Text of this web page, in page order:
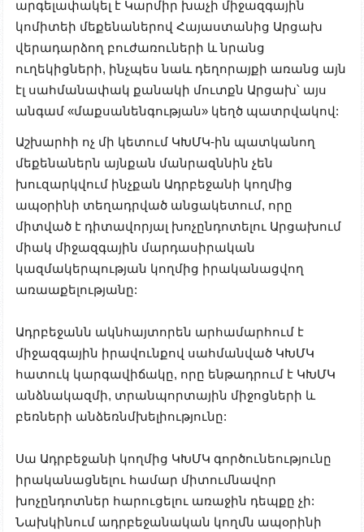
արգելափակել է Կարմիր խաչի միջազգային
կոմիտեի մեքենաներով Հայաստանից Արցախ
վերադարձող բուժառուների և նրանց
ուղեկիցների, ինչպես նաև դեղորայքի առանց այն
էլ սահմանափակ քանակի մուտքն Արցախ՝ այս
անգամ «մաքսանենգության» կեղծ պատրվակով:
Աշխարհի ոչ մի կետում ԿԽՄԿ-ին պատկանող
մեքենաներն այնքան մանրազննին չեն
խուզարկվում ինչքան Ադրբեջանի կողմից
ապօրինի տեղադրված անցակետում, որը
միտված է դիտավորյալ խոչընդոտելու Արցախում
միակ միջազգային մարդասիրական
կազմակերպության կողմից իրականացվող
առաաքելությանը:
Ադրբեջանն ակնհայտորեն արհամարհում է
միջազգային իրավունքով սահմանված ԿԽՄԿ
հատուկ կարգավիճակը, որը ենթադրում է ԿԽՄԿ
անձնակազմի, տրանպորտային միջոցների և
բեռների անձեռնմխելիությունը:
Սա Ադրբեջանի կողմից ԿԽՄԿ գործունեությունը
իրականացնելու համար միտումնավոր
խոչընդոտներ հարուցելու առաջին դեպքը չի:
Նախկինում ադրբեջանական կողմն ապօրինի